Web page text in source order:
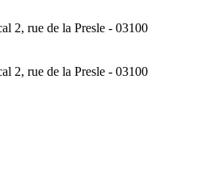
2, rue de la Presle - 03100
2, rue de la Presle - 03100